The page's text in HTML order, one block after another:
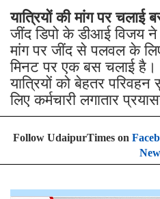
यात्रियों की मांग पर चलाई
जींद डिपो के डीआई विजय ने
मांग पर जींद से पलवल के
मिनट पर एक बस चलाई है।
यात्रियों को बेहतर
लिए कर्मचारी लगातार
Follow UdaipurTimes on